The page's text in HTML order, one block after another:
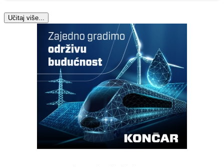
Učitaj više...